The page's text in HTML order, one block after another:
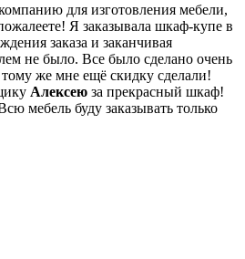
для изготовления мебели,
Я заказывала шкаф-купе в
заказа и заканчивая
не было. Все было сделано очень
же мне ещё скидку сделали!
Алексею за прекрасный шкаф!
мебель буду заказывать только